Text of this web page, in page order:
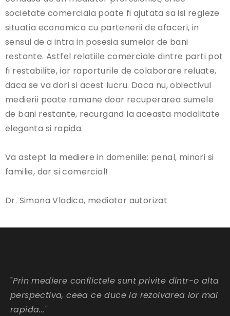
societate comerciala poate fi ajutata sa isi regleze
situatia economica cu partenerii de afaceri, in
sensul de a intra in posesia sumelor de bani
restante. Astfel relatiile comerciale dintre parti pot
fi restabilite, iar raporturile de colaborare reluate,
daca se va dori si acest lucru. Daca nu, obiectivul
medierii poate ramane doar recuperarea sumele
de bani restante, recurgand la aceasta modalitate
eleganta si rapida.
Va astept la mediere in domeniile: penal, minori si
familie, dar si comercial!
Dr. Simona Vladica, mediator autorizat
"Prin mediere conflictele sunt privite dintr-o alta
perspectiva, ceea ce duce la rezolvarea lor mai
rapida..."